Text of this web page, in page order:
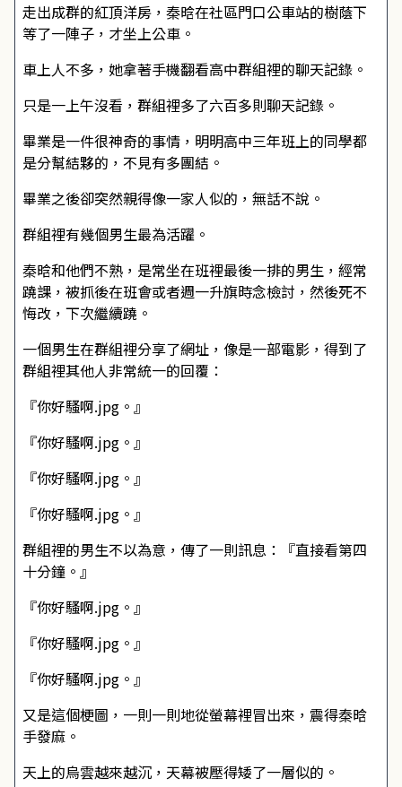
走出成群的紅頂洋房，秦晗在社區門口公車站的樹蔭下
等了一陣子，才坐上公車。
車上人不多，她拿著手機翻看高中群組裡的聊天記錄。
只是一上午沒看，群組裡多了六百多則聊天記錄。
畢業是一件很神奇的事情，明明高中三年班上的同學都
是分幫結夥的，不見有多團結。
畢業之後卻突然親得像一家人似的，無話不說。
群組裡有幾個男生最為活躍。
秦晗和他們不熟，是常坐在班裡最後一排的男生，經常
蹺課，被抓後在班會或者週一升旗時念檢討，然後死不
悔改，下次繼續蹺。
一個男生在群組裡分享了網址，像是一部電影，得到了
群組裡其他人非常統一的回覆：
『你好騷啊.jpg。』
『你好騷啊.jpg。』
『你好騷啊.jpg。』
『你好騷啊.jpg。』
群組裡的男生不以為意，傳了一則訊息：『直接看第四
十分鐘。』
『你好騷啊.jpg。』
『你好騷啊.jpg。』
『你好騷啊.jpg。』
又是這個梗圖，一則一則地從螢幕裡冒出來，震得秦晗
手發麻。
天上的烏雲越來越沉，天幕被壓得矮了一層似的。